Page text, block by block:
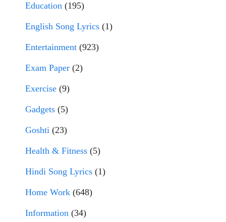
Education (195)
English Song Lyrics (1)
Entertainment (923)
Exam Paper (2)
Exercise (9)
Gadgets (5)
Goshti (23)
Health & Fitness (5)
Hindi Song Lyrics (1)
Home Work (648)
Information (34)